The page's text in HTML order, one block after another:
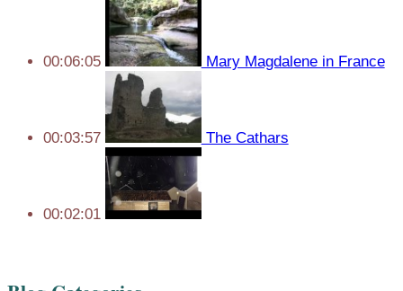
00:06:05 Mary Magdalene in France
00:03:57 The Cathars
00:02:01